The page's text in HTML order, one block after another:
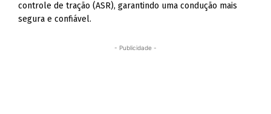
controle de tração (ASR), garantindo uma condução mais
segura e confiável.
- Publicidade -